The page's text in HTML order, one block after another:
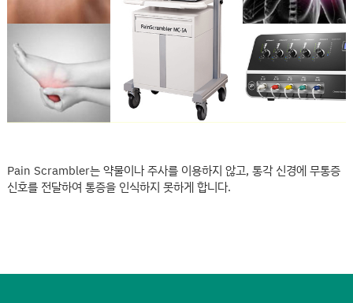
Pain Scrambler는 약물이나 주사를 이용하지 않고, 통각 신경에 무통증
신호를 전달하여 통증을 인식하지 못하게 합니다.